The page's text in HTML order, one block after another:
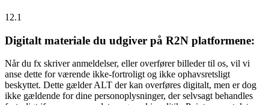
12.1
Digitalt materiale du udgiver på R2N platformene:
Når du fx skriver anmeldelser, eller overfører billeder til os, vil vi
anse dette for værende ikke-fortroligt og ikke ophavsretsligt
beskyttet. Dette gælder ALT der kan overføres digitalt, men er dog
ikke gældende for dine personoplysninger, der selvsagt behandles